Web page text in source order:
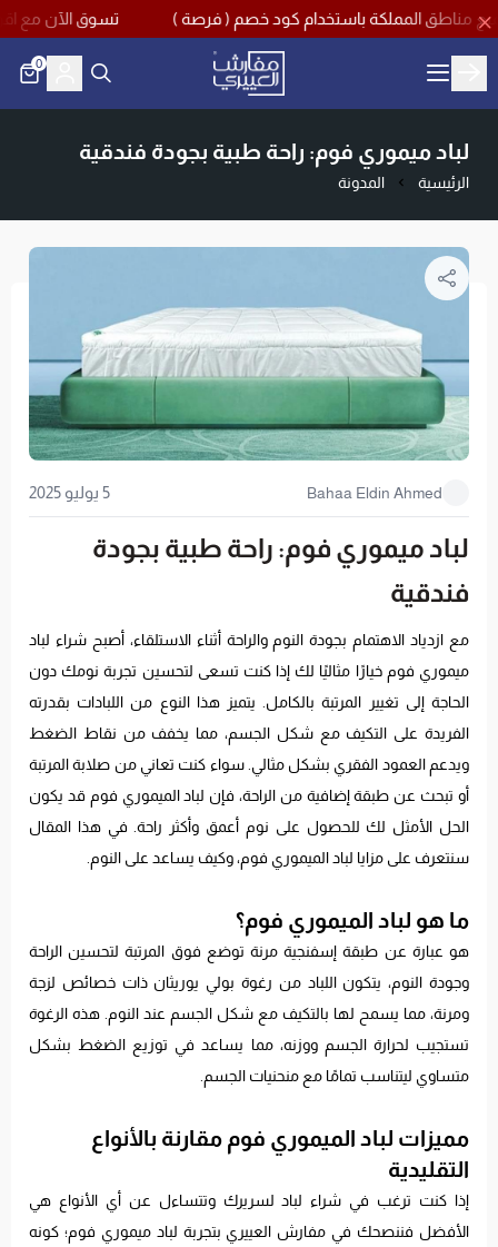
تسوق الآن مع اقوى تخفيضات منتصف العام بخصم يصل
مفارش العييري
0
لباد ميموري فوم: راحة طبية بجودة فندقية
الرئيسية المدونة
Bahaa Eldin Ahmed 5 يوليو 2025
لباد ميموري فوم: راحة طبية بجودة
فندقية
مع ازدياد الاهتمام بجودة النوم والراحة أثناء الاستلقاء، أصبح شراء لباد
ميموري فوم خيارًا مثاليًا لك إذا كنت تسعى لتحسين تجربة نومك دون
الحاجة إلى تغيير المرتبة بالكامل. يتميز هذا النوع من اللبادات بقدرته
الفريدة على التكيف مع شكل الجسم، مما يخفف من نقاط الضغط
ويدعم العمود الفقري بشكل مثالي. سواء كنت تعاني من صلابة المرتبة
أو تبحث عن طبقة إضافية من الراحة، فإن لباد الميموري فوم قد يكون
الحل الأمثل لك للحصول على نوم أعمق وأكثر راحة. في هذا المقال
سنتعرف على مزايا لباد الميموري فوم، وكيف يساعد على النوم.
ما هو لباد الميموري فوم؟
هو عبارة عن طبقة إسفنجية مرنة توضع فوق المرتبة لتحسين الراحة
وجودة النوم، يتكون اللباد من رغوة بولي يوريثان ذات خصائص لزجة
ومرنة، مما يسمح لها بالتكيف مع شكل الجسم عند النوم. هذه الرغوة
تستجيب لحرارة الجسم ووزنه، مما يساعد في توزيع الضغط بشكل
متساوي ليتناسب تمامًا مع منحنيات الجسم.
مميزات لباد الميموري فوم مقارنة بالأنواع
التقليدية
إذا كنت ترغب في شراء لباد لسريرك وتتساءل عن أي الأنواع هي
الأفضل فننصحك في مفارش العييري بتجربة لباد ميموري فوم؛ كونه